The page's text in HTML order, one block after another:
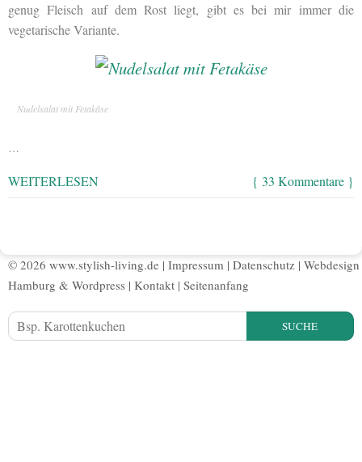
genug Fleisch auf dem Rost liegt, gibt es bei mir immer die
vegetarische Variante.
Nudelsalat mit Fetakäse
…
WEITERLESEN { 33 Kommentare }
© 2026 www.stylish-living.de | Impressum | Datenschutz | Webdesign
Hamburg & Wordpress | Kontakt | Seitenanfang
SUCHE